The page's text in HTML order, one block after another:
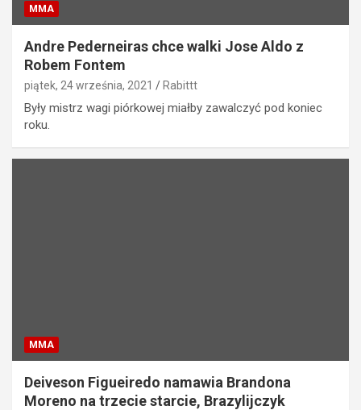
MMA
Andre Pederneiras chce walki Jose Aldo z
Robem Fontem
piątek, 24 września, 2021 Rabittt
Były mistrz wagi piórkowej miałby zawalczyć pod koniec
roku.
MMA
Deiveson Figueiredo namawia Brandona
Moreno na trzecie starcie, Brazylijczyk